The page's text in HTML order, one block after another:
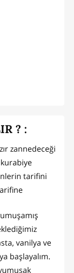
? :
zannedeceği
tarifini
vanilya ve
başlayalım.